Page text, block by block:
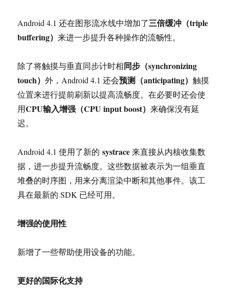
Android 4.1 还在图形流水线中增加了三倍缓冲（triple
buffering）来进一步提升各种操作的流畅性。
除了将触摸与垂直同步计时相同步（synchronizing
touch）外，Android 4.1 还会预测（anticipating）触摸
位置来进行提前刷新以提高流畅度。在必要时还会使
用CPU输入增强（CPU input boost）来确保没有延
迟。
Android 4.1 使用了新的systrace来直接从内核收集数
据，进一步提升流畅度。这些数据被表示为一组垂直
堆叠的时序图，用来分离渲染中断和其他事件。该工
具在最新的 SDK 已经可用。
增强的使用性
新增了一些帮助使用设备的功能。
更好的国际化支持